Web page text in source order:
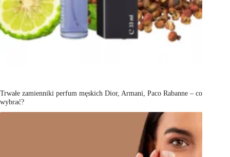
Trwałe zamienniki perfum męskich Dior, Armani, Paco Rabanne – co
wybrać?